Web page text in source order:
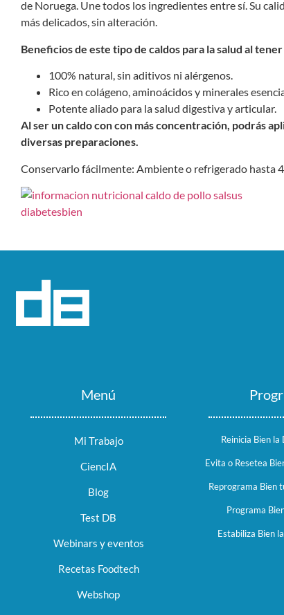
de Noruega. Une todos los ingredientes entre sí. Su
más delicados, sin alteración.
Beneficios de este tipo de caldos para la salud al
100% natural, sin aditivos ni alérgenos.
Rico en colágeno, aminoácidos y minerales
Potente aliado para la salud digestiva y articular.
Al ser un caldo con con más concentración, podrás
diversas preparaciones.
Conservarlo fácilmente: Ambiente o refrigerado hasta
Menú
Mi Trabajo
CiencIA
Blog
Test DB
Webinars y eventos
Recetas Foodtech
Webshop
Reinicia Bien
Evita o Resetea
Reprograma Bien
Programa
Estabiliza Bien